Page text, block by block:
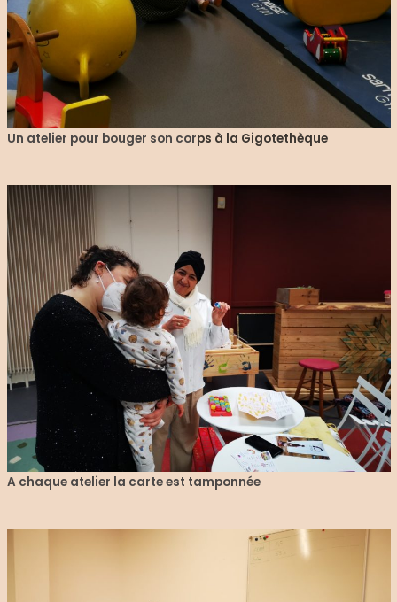
Un atelier pour bouger son corps à la Gigotethèque
A chaque atelier la carte est tamponnée